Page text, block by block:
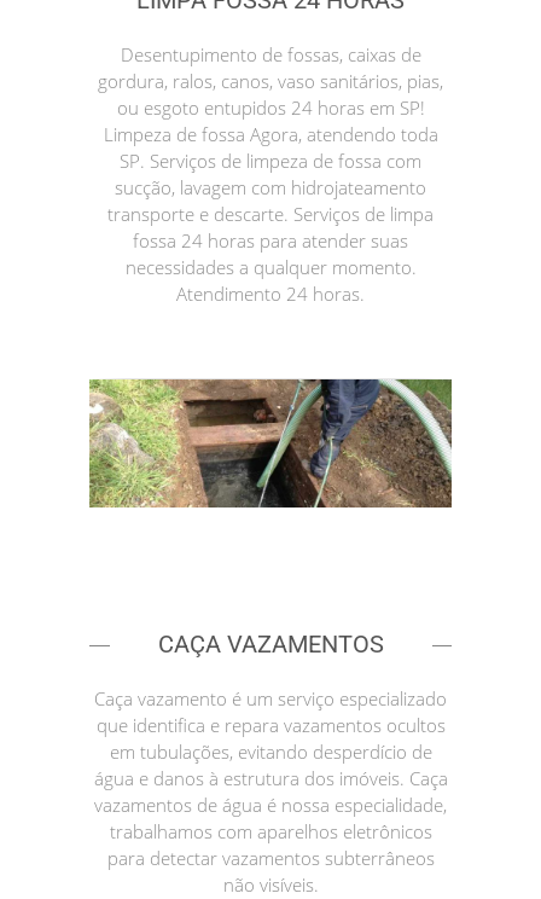
Desentupimento de fossas, caixas de
gordura, ralos, canos, vaso sanitários, pias,
ou esgoto entupidos 24 horas em SP!
Limpeza de fossa Agora, atendendo toda
SP. Serviços de limpeza de fossa com
sucção, lavagem com hidrojateamento
transporte e descarte. Serviços de limpa
fossa 24 horas para atender suas
necessidades a qualquer momento.
Atendimento 24 horas.
CAÇA VAZAMENTOS
Caça vazamento é um serviço especializado
que identifica e repara vazamentos ocultos
em tubulações, evitando desperdício de
água e danos à estrutura dos imóveis. Caça
vazamentos de água é nossa especialidade,
trabalhamos com aparelhos eletrônicos
para detectar vazamentos subterrâneos
não visíveis.